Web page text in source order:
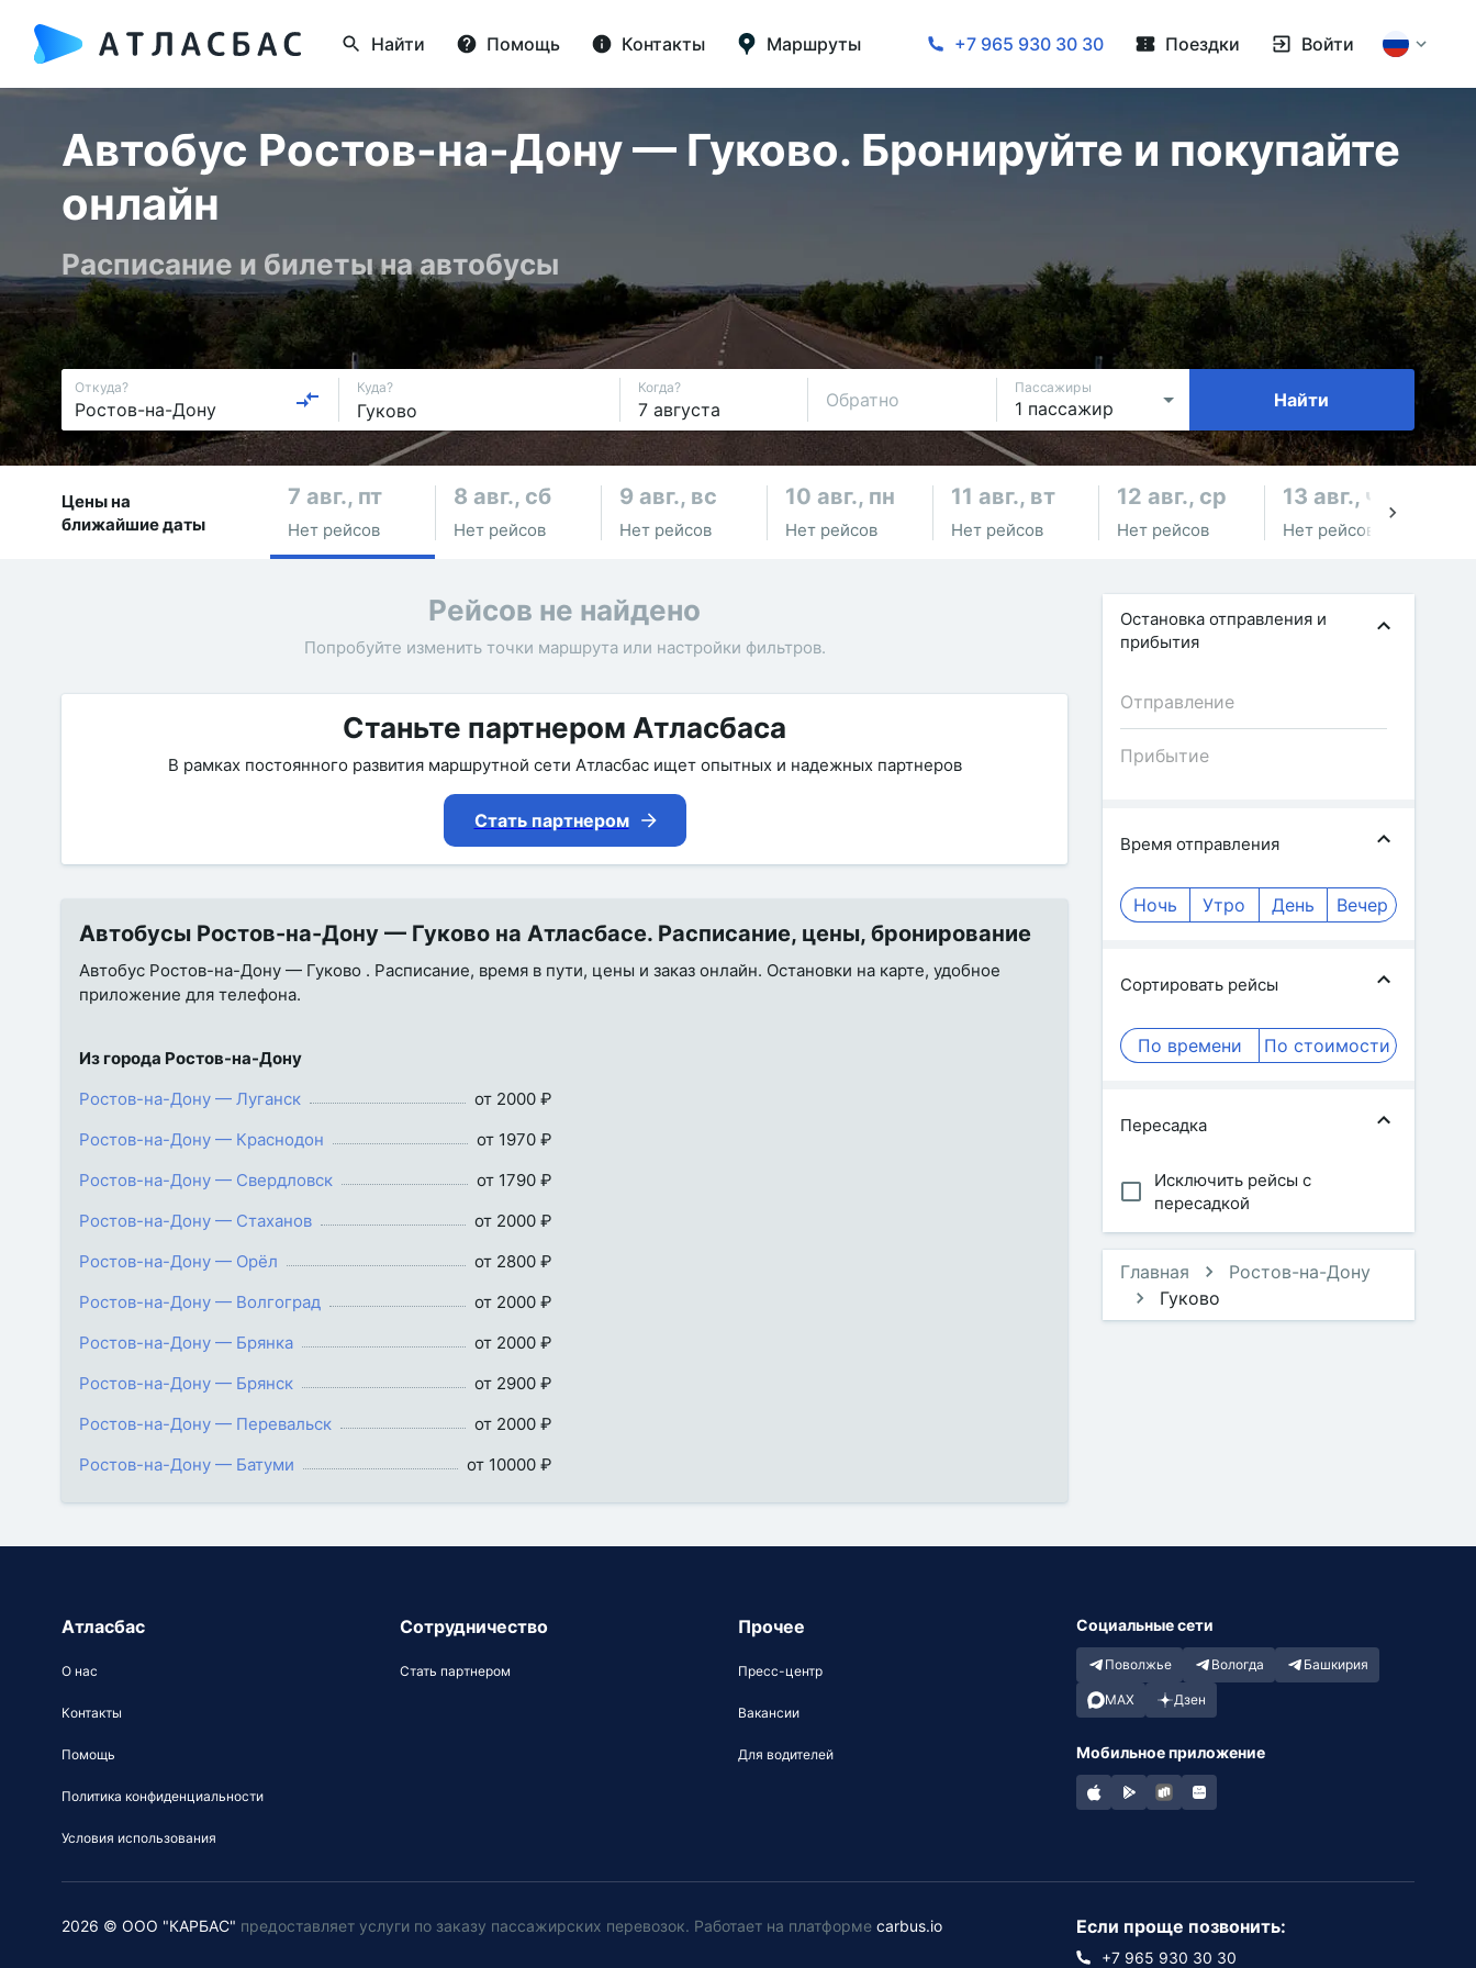
Найти Помощь Контакты Маршруты +7 965 930 30 30 Поездки Войти
Автобус Ростов-на-Дону — Гуково. Бронируйте и покупайте
онлайн
Расписание и билеты на автобусы
Откуда? Куда? Когда?
Обратно
Пассажиры
Найти
Цены на
ближайшие даты
7 авг., пт
Нет рейсов
8 авг., сб
Нет рейсов
9 авг., вс
Нет рейсов
10 авг., пн
Нет рейсов
11 авг., вт
Нет рейсов
12 авг., ср
Нет рейсов
13 авг., чт
Нет рейсов
Рейсов не найдено
Попробуйте изменить точки маршрута или настройки фильтров.
Станьте партнером Атласбаса
В рамках постоянного развития маршрутной сети Атласбас ищет опытных и надежных партнеров
Стать партнером
Автобусы Ростов-на-Дону — Гуково на Атласбасе. Расписание, цены, бронирование
Автобус Ростов-на-Дону — Гуково . Расписание, время в пути, цены и заказ онлайн. Остановки на карте, удобное
приложение для телефона.
Из города Ростов-на-Дону
Ростов-на-Дону — Луганск
от 2000 ₽
Ростов-на-Дону — Краснодон
от 1970 ₽
Ростов-на-Дону — Свердловск
от 1790 ₽
Ростов-на-Дону — Стаханов
от 2000 ₽
Ростов-на-Дону — Орёл
от 2800 ₽
Ростов-на-Дону — Волгоград
от 2000 ₽
Ростов-на-Дону — Брянка
от 2000 ₽
Ростов-на-Дону — Брянск
от 2900 ₽
Ростов-на-Дону — Перевальск
от 2000 ₽
Ростов-на-Дону — Батуми
от 10000 ₽
Остановка отправления и
прибытия
Время отправления
Ночь Утро День Вечер
Сортировать рейсы
По времени По стоимости
Пересадка
Исключить рейсы с
пересадкой
Главная
Ростов-на-Дону
Гуково
Атласбас
О нас
Контакты
Помощь
Политика конфиденциальности
Условия использования
Сотрудничество
Стать партнером
Прочее
Пресс-центр
Вакансии
Для водителей
Социальные сети
Поволжье Вологда Башкирия
MAX Дзен
Мобильное приложение
2026 © ООО "КАРБАС" предоставляет услуги по заказу пассажирских перевозок. Работает на платформе carbus.io Если проще позвонить:
+7 965 930 30 30